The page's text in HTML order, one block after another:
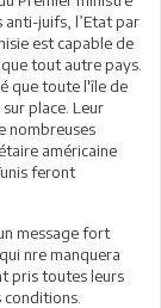
juifs, l’Etat par
est capable de
tout autre pays.
que toute l'île de
place. Leur
nombreuses
américaine
feront
message fort
nre manquera
pris toutes leurs